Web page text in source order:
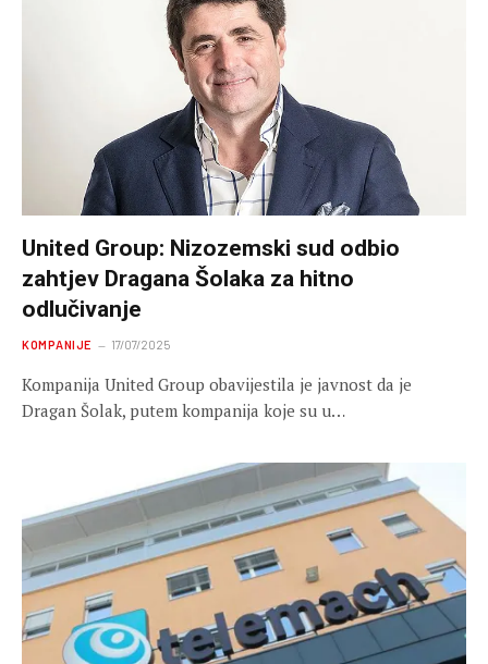
United Group: Nizozemski sud odbio
zahtjev Dragana Šolaka za hitno
odlučivanje
KOMPANIJE 17/07/2025
Kompanija United Group obavijestila je javnost da je
Dragan Šolak, putem kompanija koje su u…